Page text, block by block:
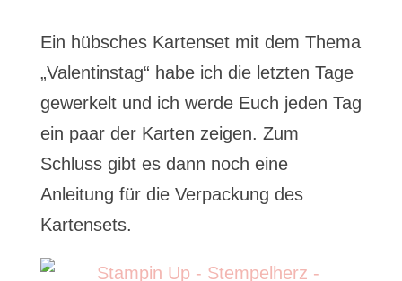
Ein hübsches Kartenset mit dem Thema
„Valentinstag“ habe ich die letzten Tage
gewerkelt und ich werde Euch jeden Tag
ein paar der Karten zeigen. Zum
Schluss gibt es dann noch eine
Anleitung für die Verpackung des
Kartensets.